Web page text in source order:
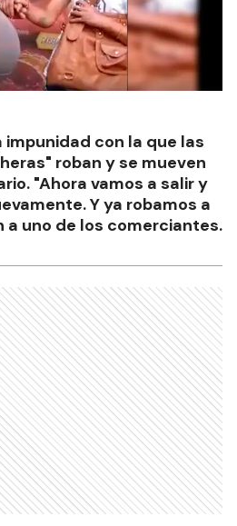
impunidad con la que las
roban y se mueven
"Ahora vamos a salir y
Y ya robamos a
a uno de los comerciantes.